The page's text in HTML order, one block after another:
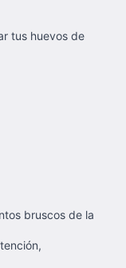
tus huevos de
bruscos de la